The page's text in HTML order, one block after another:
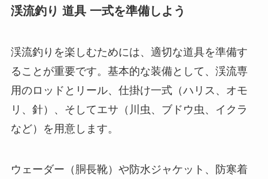
渓流釣り 道具 一式を準備しよう
渓流釣りを楽しむためには、適切な道具を準備す
ることが重要です。 基本的な装備として、渓流専
用のロッドとリール、仕掛け一式（ハリス、オモ
リ、針）、そしてエサ（川虫、ブドウ虫、イクラ
など）を用意します。
ウェーダー（胴長靴）や防水ジャケット、防寒着